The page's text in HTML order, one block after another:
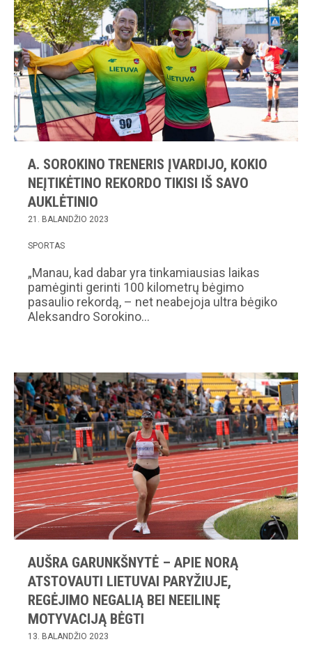
A. SOROKINO TRENERIS ĮVARDIJO, KOKIO
NEĮTIKĖTINO REKORDO TIKISI IŠ SAVO
AUKLĖTINIO
21. BALANDŽIO 2023
SPORTAS
„Manau, kad dabar yra tinkamiausias laikas
pamėginti gerinti 100 kilometrų bėgimo
pasaulio rekordą, – net neabejoja ultra bėgiko
Aleksandro Sorokino…
AUŠRA GARUNKŠNYTĖ – APIE NORĄ
ATSTOVAUTI LIETUVAI PARYŽIUJE,
REGĖJIMO NEGALIĄ BEI NEEILINĘ
MOTYVACIJĄ BĖGTI
13. BALANDŽIO 2023